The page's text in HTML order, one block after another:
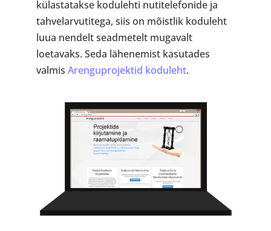
külastatakse kodulehti nutitelefonide ja
tahvelarvutitega, siis on mõistlik koduleht
luua nendelt seadmetelt mugavalt
loetavaks. Seda lähenemist kasutades
valmis Arenguprojektid koduleht.